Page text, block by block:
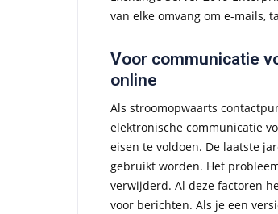
van elke omvang om e-mails,
Voor communicatie
online
Als stroomopwaarts
elektronische communicatie
eisen te voldoen. De laatste
gebruikt worden. Het
verwijderd. Al deze factoren
voor berichten. Als je een